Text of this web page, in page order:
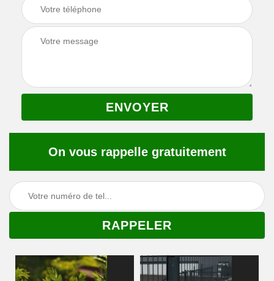
On vous rappelle gratuitement